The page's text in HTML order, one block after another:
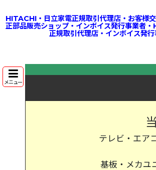
HITACHI・日立家電正規取引代理店・お客様
正部品販売ショップ・インボイス発行事業者
正規取引代理店・インボイス発
メニュー
テレビ・エア
基板・メカユ